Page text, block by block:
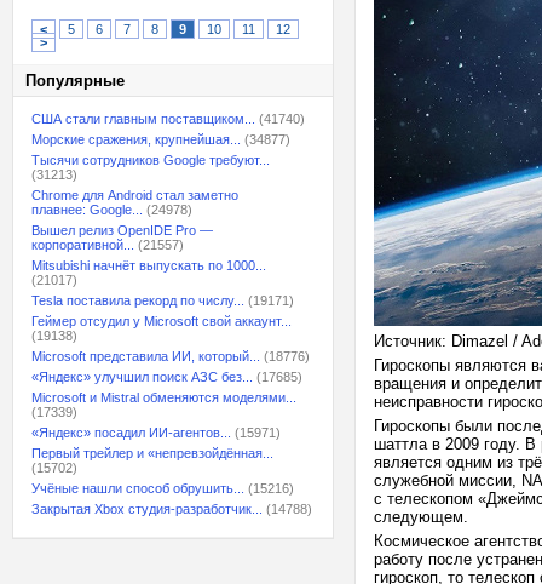
< 5 6 7 8 9 10 11
12
>
Популярные
США стали главным поставщиком...
(41740)
Морские сражения, крупнейшая...
(34877)
Тысячи сотрудников Google требуют...
(31213)
Chrome для Android стал заметно
плавнее: Google...
(24978)
Вышел релиз OpenIDE Pro —
корпоративной...
(21557)
Mitsubishi начнёт выпускать по 1000...
(21017)
Tesla поставила рекорд по числу...
(19171)
Геймер отсудил у Microsoft свой аккаунт...
(19138)
Microsoft представила ИИ, который...
(18776)
«Яндекс» улучшил поиск АЗС без...
(17685)
Microsoft и Mistral обменяются моделями...
(17339)
«Яндекс» посадил ИИ-агентов...
(15971)
Первый трейлер и «непревзойдённая...
(15702)
Учёные нашли способ обрушить...
(15216)
Закрытая Xbox студия-разработчик...
(14788)
Источник: Dimazel /
Гироскопы являются
вращения и
неисправности
Гироскопы были
шаттла в 2009 году. В
является одним из
служебной миссии,
с телескопом
следующем.
Космическое
работу после
гироскоп, то